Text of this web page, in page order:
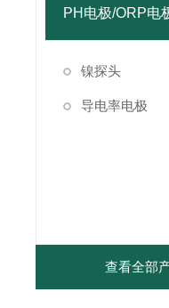
PH电极/ORP电
镍探头
导电率电极
查看全部